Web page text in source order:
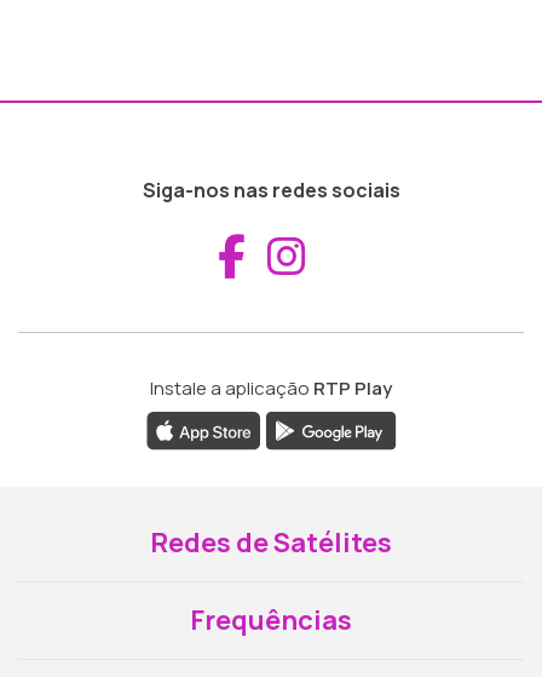
Siga-nos nas redes sociais
Aceder ao
Instale a aplicação RTP Play
Redes de Satélites
Frequências